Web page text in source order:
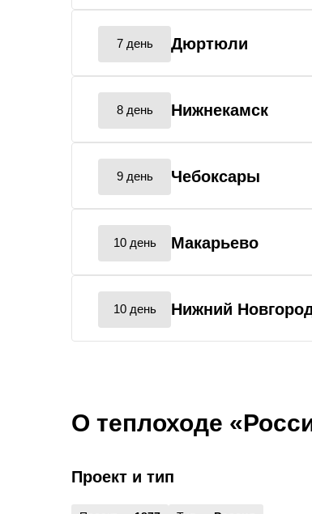
7 день Дюртюли
8 день Нижнекамск
9 день Чебоксары
10 день Макарьево
10 день Нижний
О теплоходе
Проект и тип